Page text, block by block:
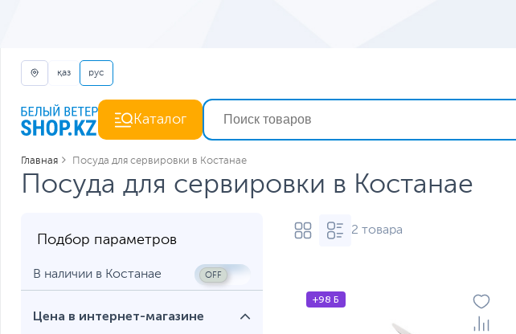
қаз рус
Каталог
Главная Посуда для сервировки в Костанае
Посуда для сервировки в Костанае
Подбор параметров
В наличии в Костанае
Цена в интернет-магазине
2 товара
+98 Б